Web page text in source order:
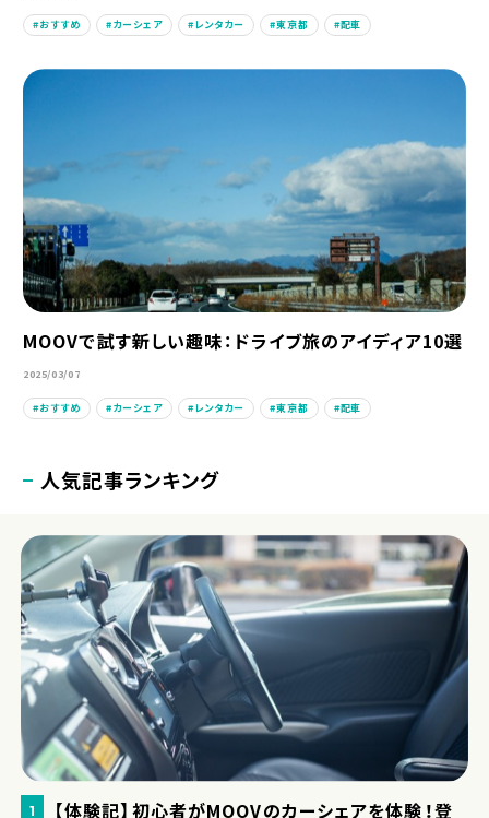
おすすめ カーシェア レンタカー 東京都 配車
MOOVで試す新しい趣味：ドライブ旅のアイディア10選
2025/03/07
おすすめ カーシェア レンタカー 東京都 配車
人気記事ランキング
1
【体験記】初心者がMOOVのカーシェアを体験！登